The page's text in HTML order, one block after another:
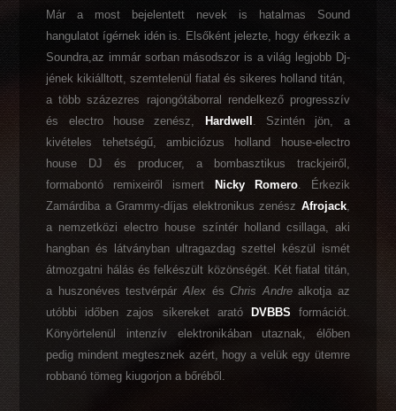
Már a most bejelentett nevek is hatalmas Sound
hangulatot ígérnek idén is. Elsőként jelezte, hogy érkezik a
Soundra,az immár sorban másodszor is a világ legjobb Dj-
jének kikiálltott, szemtelenül fiatal és sikeres holland titán,
a több százezres rajongótáborral rendelkező progresszív
és electro house zenész,
Hardwell . Szintén jön, a
kivételes tehetségű, ambiciózus holland house-electro
house DJ és producer, a bombasztikus trackjeiről,
formabontó remixeiről ismert
Nicky Romero. Érkezik
Zamárdiba a Grammy-díjas elektronikus zenész Afrojack,
a nemzetközi electro house színtér holland csillaga, aki
hangban és látványban ultragazdag szettel készül ismét
átmozgatni hálás és felkészült közönségét. Két fiatal titán,
a huszonéves testvérpárAlex és Chris Andrealkotja az
utóbbi időben zajos sikereket arató
DVBBS formációt.
Könyörtelenül intenzív elektronikában utaznak, élőben
pedig mindent megtesznek azért, hogy a velük egy ütemre
robbanó tömeg kiugorjon a bőréből.